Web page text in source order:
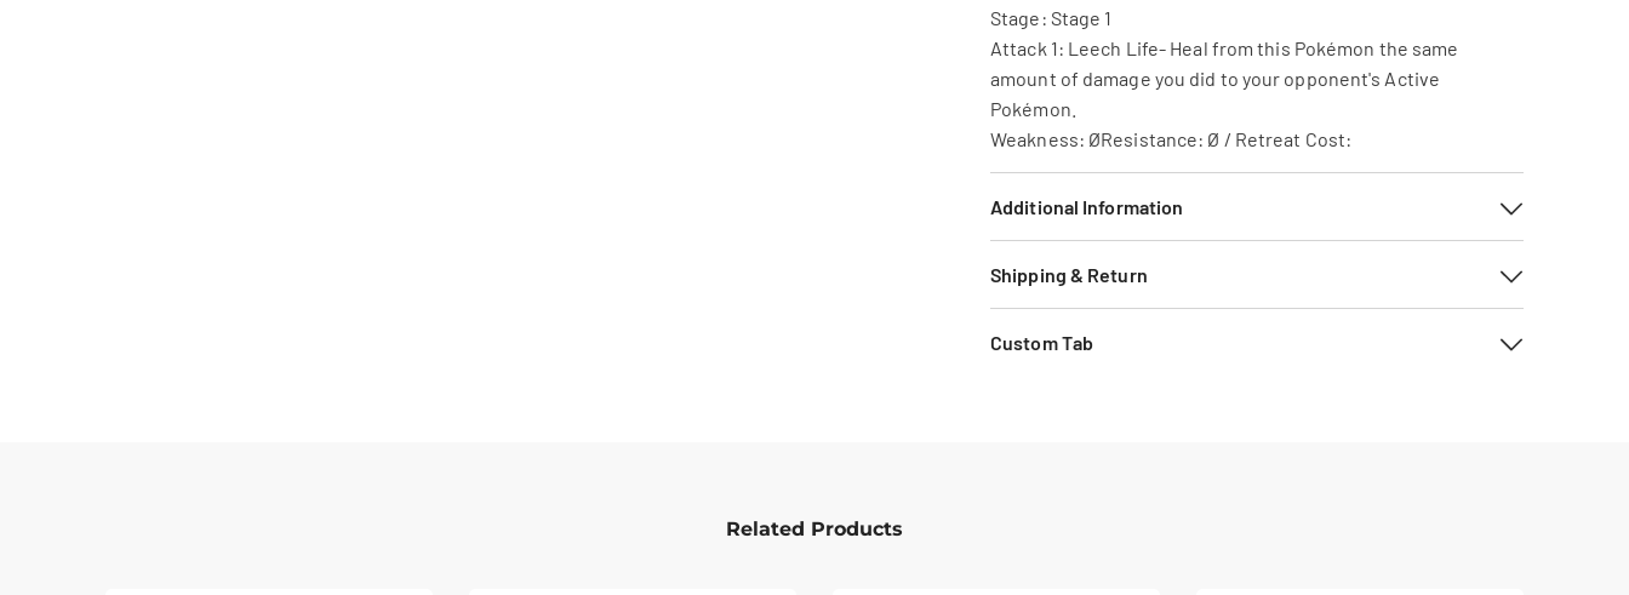
Stage: Stage 1
Attack 1: Leech Life- Heal from this Pokémon the same
amount of damage you did to your opponent's Active
Pokémon.
Weakness: ØResistance: Ø / Retreat Cost:
Additional Information
Shipping & Return
Custom Tab
Related Products